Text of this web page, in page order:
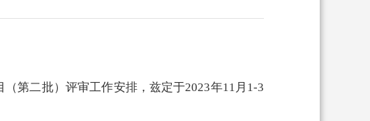
第二批）评审工作安排，兹定于2023年11月1-3